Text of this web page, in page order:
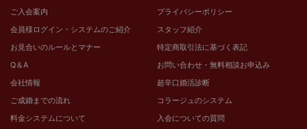
ご入会案内
プライバシーポリシー
会員様ログイン・システムのご紹介
スタッフ紹介
お見合いのルールとマナー
特定商取引法に基づく表記
Q＆A
お問い合わせ・無料相談お申込み
会社情報
超辛口婚活診断
ご成婚までの流れ
コラージュのシステム
料金システムについて
入会についての質問